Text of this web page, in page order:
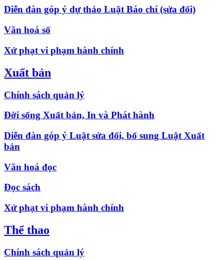
Diễn đàn góp ý dự thảo Luật Báo chí (sửa đổi)
Văn hoá số
Xử phạt vi phạm hành chính
Xuất bản
Chính sách quản lý
Đời sống Xuất bản, In và Phát hành
Diễn đàn góp ý Luật sửa đổi, bổ sung Luật Xuất
bản
Văn hoá đọc
Đọc sách
Xử phạt vi phạm hành chính
Thể thao
Chính sách quản lý